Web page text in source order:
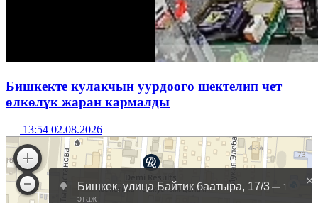
Бишкекте кулакчын уурдоого шектелип чет
өлкөлүк жаран кармалды
13:54 02.08.2026